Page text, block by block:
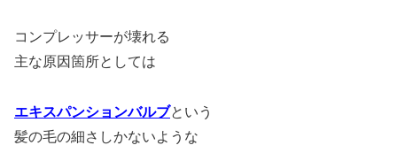
コンプレッサーが壊れる
主な原因箇所としては
エキスパンションバルブという
髪の毛の細さしかないような